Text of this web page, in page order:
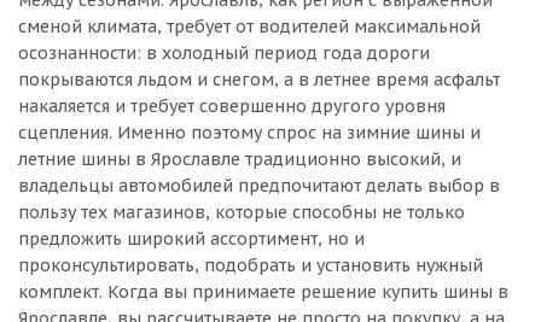
сменой климата, требует от водителей максимальной
осознанности: в холодный период года дороги
покрываются льдом и снегом, а в летнее время асфальт
накаляется и требует совершенно другого уровня
сцепления. Именно поэтому спрос на зимние шины и
летние шины в Ярославле традиционно высокий, и
владельцы автомобилей предпочитают делать выбор в
пользу тех магазинов, которые способны не только
предложить широкий ассортимент, но и
проконсультировать, подобрать и установить нужный
комплект. Когда вы принимаете решение купить шины в